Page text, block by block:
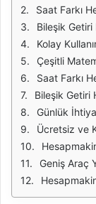
Saat Farkı
Bileşik Getiri
Kolay
Çeşitli
Saat Farkı
Bileşik Getiri
Günlük
Ücretsiz ve
Geniş Araç